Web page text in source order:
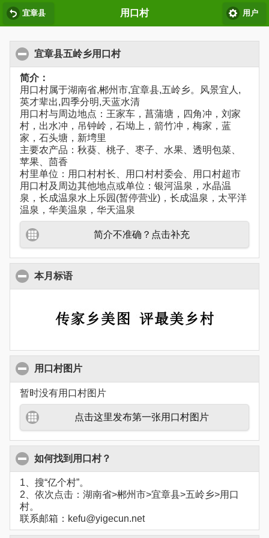
宜章县 用口村 用户
宜章县五岭乡用口村
简介：
用口村属于湖南省,郴州市,宜章县,五岭乡。风景宜人,
英才辈出,四季分明,天蓝水清
用口村与周边地点：王家车，菖蒲塘，四角冲，刘家
村，出水冲，吊钟岭，石坳上，箭竹冲，梅家，蓝
家，石头塘，新塆里
主要农产品：秋葵、桃子、枣子、水果、透明包菜、
苹果、茴香
村里单位：用口村村长、用口村村委会、用口村超市
用口村及周边其他地点或单位：银河温泉，水晶温
泉，长成温泉水上乐园(暂停营业)，长成温泉，太平洋
温泉，华美温泉，华天温泉
简介不准确？点击补充
本月标语
用口村图片
暂时没有用口村图片
点击这里发布第一张用口村图片
如何找到用口村？
1、搜“亿个村”。
2、依次点击：湖南省>郴州市>宜章县>五岭乡>用口
村。
联系邮箱：kefu@yigecun.net